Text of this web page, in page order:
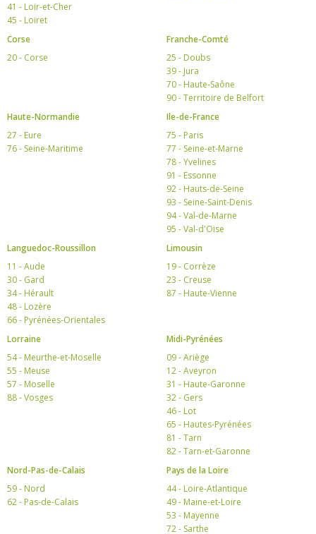
41 - Loir-et-Cher
45 - Loiret
Corse
20 - Corse
Franche-Comté
25 - Doubs
39 - Jura
70 - Haute-Saône
90 - Territoire de Belfort
Haute-Normandie
27 - Eure
76 - Seine-Maritime
Ile-de-France
75 - Paris
77 - Seine-et-Marne
78 - Yvelines
91 - Essonne
92 - Hauts-de-Seine
93 - Seine-Saint-Denis
94 - Val-de-Marne
95 - Val-d'Oise
Languedoc-Roussillon
11 - Aude
30 - Gard
34 - Hérault
48 - Lozère
66 - Pyrénées-Orientales
Limousin
19 - Corrèze
23 - Creuse
87 - Haute-Vienne
Lorraine
54 - Meurthe-et-Moselle
55 - Meuse
57 - Moselle
88 - Vosges
Midi-Pyrénées
09 - Ariège
12 - Aveyron
31 - Haute-Garonne
32 - Gers
46 - Lot
65 - Hautes-Pyrénées
81 - Tarn
82 - Tarn-et-Garonne
Nord-Pas-de-Calais
59 - Nord
62 - Pas-de-Calais
Pays de la Loire
44 - Loire-Atlantique
49 - Maine-et-Loire
53 - Mayenne
72 - Sarthe